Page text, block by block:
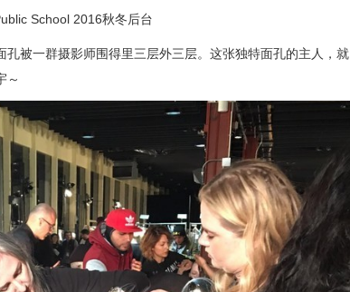
School 2016秋冬后台
孔被一群摄影师围得里三层外三层。这张独特面孔的主人，就
～